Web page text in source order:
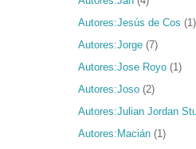
Autores:Jesús de Cos (1)
Autores:Jorge (7)
Autores:Jose Royo (1)
Autores:Joso (2)
Autores:Julian Jordan
Autores:Macián (1)